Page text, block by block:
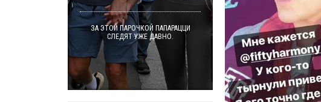
ЗА ЭТОЙ ПАРОЧКОЙ ПАПАРАЦЦИ
СЛЕДЯТ УЖЕ ДАВНО.